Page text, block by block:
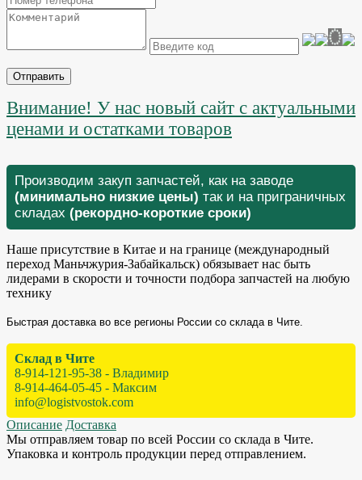
Отправить
Внимание! У нас новый сайт с актуальными
ценами и остатками товаров
Производим закуп запчастей, как на заводе
(минимально низкие цены) так и на приграничных
складах (рекордно-короткие сроки)
Наше присутствие в Китае и на границе (международный
переход Маньчжурия-Забайкальск) обязывает нас быть
лидерами в скорости и точности подбора запчастей на любую
технику
Быстрая доставка во все регионы России со склада в Чите.
Склад в Чите
8-914-121-95-38 - Владимир
8-914-464-05-45 - Максим
info@logistvostok.com
Описание Доставка
Мы отправляем товар по всей России со склада в Чите.
Упаковка и контроль продукции перед отправлением.